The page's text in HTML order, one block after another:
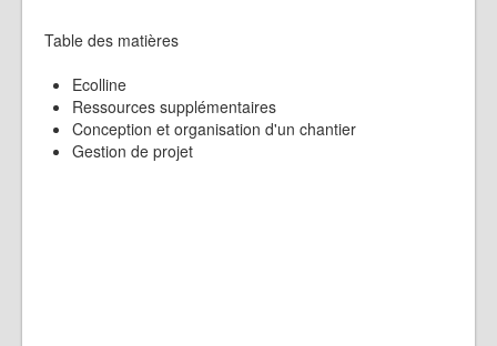
Table des matières
Ecolline
Ressources supplémentaires
Conception et organisation d'un chantier
Gestion de projet